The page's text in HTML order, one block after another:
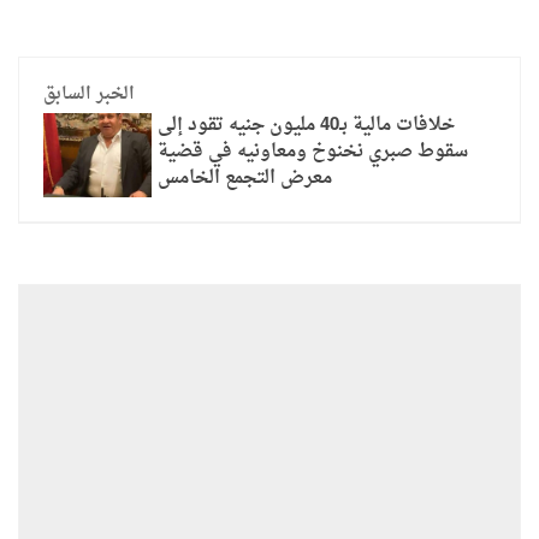
الخبر السابق
خلافات مالية بـ40 مليون جنيه تقود إلى
سقوط صبري نخنوخ ومعاونيه في قضية
معرض التجمع الخامس